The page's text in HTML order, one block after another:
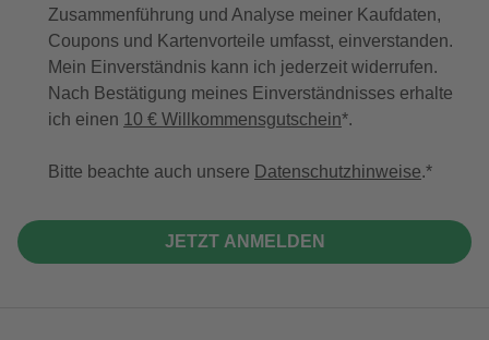
Zusammenführung und Analyse meiner Kaufdaten,
Coupons und Kartenvorteile umfasst, einverstanden.
Mein Einverständnis kann ich jederzeit widerrufen.
Nach Bestätigung meines Einverständnisses erhalte
ich einen 10 € Willkommensgutschein*.
Bitte beachte auch unsere Datenschutzhinweise.
JETZT ANMELDEN